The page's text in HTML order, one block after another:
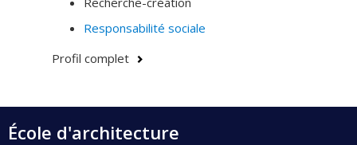
Responsabilité sociale
Profil complet
École d'architecture